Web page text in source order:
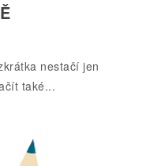
nestačí jen
také...